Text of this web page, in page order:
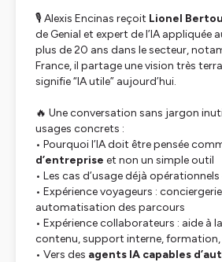
🎙️ Alexis Encinas reçoit Lionel
de Genial et expert de l’IA appliquée
plus de 20 ans dans le secteur,
France, il partage une vision très
signifie “IA utile” aujourd’hui.
🔥 Une conversation sans jargon
usages concrets :
• Pourquoi l’IA doit être pensée
d’entreprise et non un simple outil
• Les cas d’usage déjà
• Expérience voyageurs :
automatisation des parcours
• Expérience collaborateurs : aide à
contenu, support interne,
• Vers des agents IA capables